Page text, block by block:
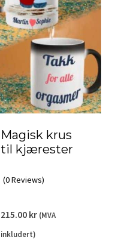
Magisk krus
til kjærester
(0 Reviews)
215.00 kr (MVA
inkludert)